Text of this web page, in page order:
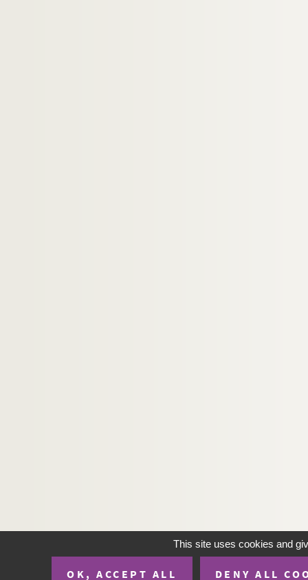
This site uses cookies and
OK, ACCEPT ALL DENY ALL